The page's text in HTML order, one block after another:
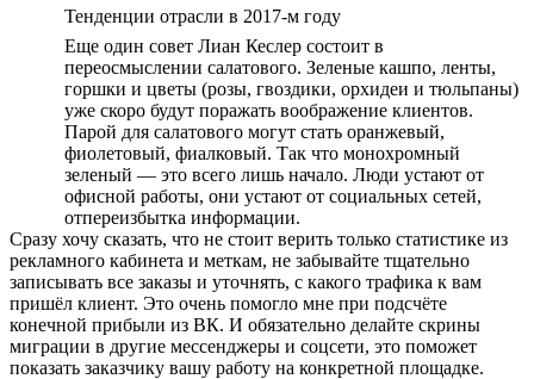
Тенденции отрасли в 2017-м году
Еще один совет Лиан Кеслер состоит в
переосмыслении салатового. Зеленые кашпо, ленты,
горшки и цветы (розы, гвоздики, орхидеи и тюльпаны)
уже скоро будут поражать воображение клиентов.
Парой для салатового могут стать оранжевый,
фиолетовый, фиалковый. Так что монохромный
зеленый — это всего лишь начало. Люди устают от
офисной работы, они устают от социальных сетей,
отпереизбытка информации.
Сразу хочу сказать, что не стоит верить только статистике из
рекламного кабинета и меткам, не забывайте тщательно
записывать все заказы и уточнять, с какого трафика к вам
пришёл клиент. Это очень помогло мне при подсчёте
конечной прибыли из ВК. И обязательно делайте скрины
миграции в другие мессенджеры и соцсети, это поможет
показать заказчику вашу работу на конкретной площадке.